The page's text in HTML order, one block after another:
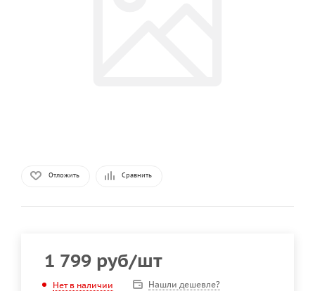
Отложить Сравнить
1 799 руб/шт
Нет в наличии Нашли дешевле?